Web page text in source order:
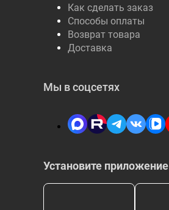
Как сделать заказ
Способы оплаты
Возврат товара
Доставка
Установите приложение
Мы в соцсетях